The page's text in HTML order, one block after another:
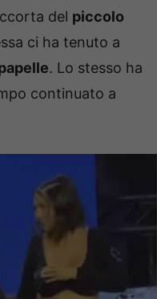
del piccolo
ci ha tenuto a
. Lo stesso ha
continuato a